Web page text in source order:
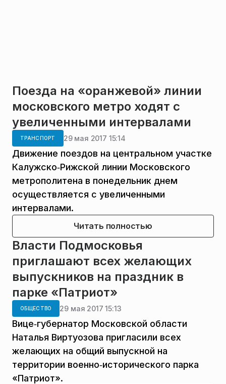
Поезда на «оранжевой» линии
московского метро ходят с
увеличенными интервалами
ТРАНСПОРТ 29 мая 2017 15:14
Движение поездов на центральном участке
Калужско‑Рижской линии Московского
метрополитена в понедельник днем
осуществляется с увеличенными
интервалами.
Читать полностью
Власти Подмосковья
приглашают всех желающих
выпускников на праздник в
парке «Патриот»
ОБЩЕСТВО 29 мая 2017 15:13
Вице‑губернатор Московской области
Наталья Виртуозова пригласили всех
желающих на общий выпускной на
территории военно‑исторического парка
«Патриот».